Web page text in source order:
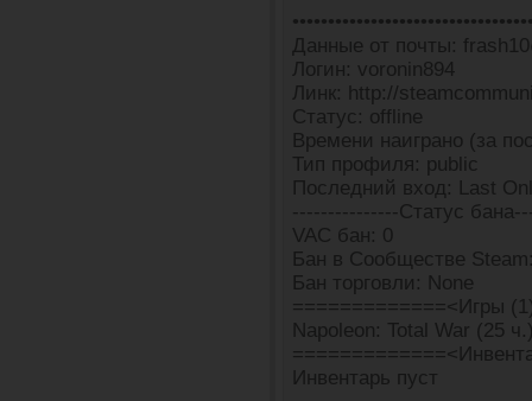
Данные от почты:
Логин: voronin894
Линк: http://
Статус: offline
Времени наиграно (за
Тип профиля: public
Последний вход: Last
---------------Статус
VAC бан: 0
Бан в Сообществе
Бан торговли: None
=============<Игры
Napoleon: Total War (25
Инвентарь пуст